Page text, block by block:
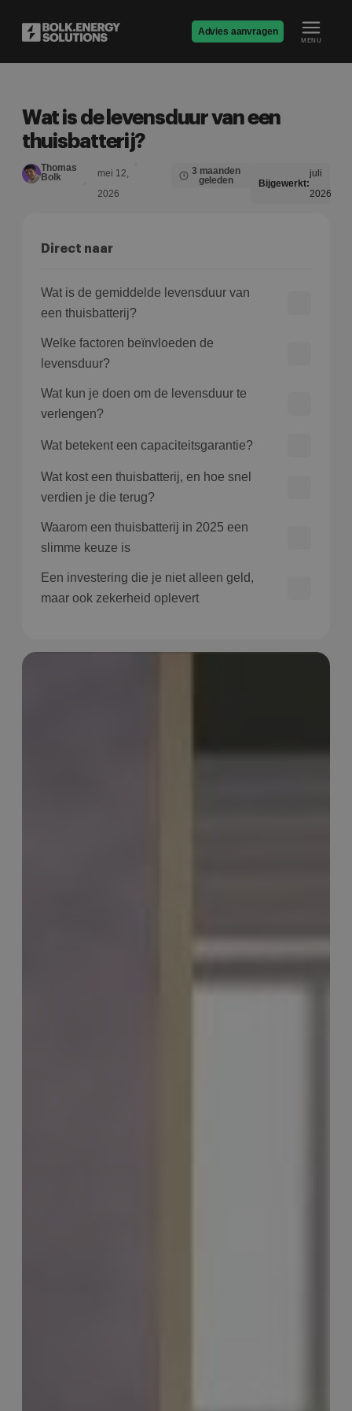
Advies aanvragen
MENU
Wat is de levensduur van een
thuisbatterij?
Thomas
Bolk
mei 12,
2026
3 maanden
geleden
Bijgewerkt:
juli
2026
Direct naar
Wat is de gemiddelde levensduur van
een thuisbatterij?
Welke factoren beïnvloeden de
levensduur?
Wat kun je doen om de levensduur te
verlengen?
Wat betekent een capaciteitsgarantie?
Wat kost een thuisbatterij, en hoe snel
verdien je die terug?
Waarom een thuisbatterij in 2025 een
slimme keuze is
Een investering die je niet alleen geld,
maar ook zekerheid oplevert